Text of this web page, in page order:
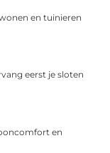
en tuinieren
eerst je sloten
en